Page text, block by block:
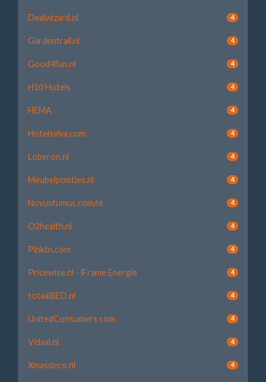
Dealwizard.nl 4
Gardentrail.nl 4
Good4fun.nl 4
H10 Hotels 4
HEMA 4
Hotelsviva.com 4
Loberon.nl 4
Meubelpootjes.nl 4
Novusfumus.com/nl 4
O2health.nl 4
Plnktn.com 4
Pricewise.nl - iFrame Energie 4
totaalBED.nl 4
UnitedConsumers.com 4
Vidaxl.nl 4
Xmasdeco.nl 4